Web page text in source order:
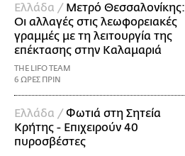
Ελλάδα / Μετρό Θεσσαλονίκης:
Οι αλλαγές στις λεωφορειακές
γραμμές με τη λειτουργία της
επέκτασης στην Καλαμαριά
THE LIFO TEAM
6 ΩΡΕΣ ΠΡΙΝ
Ελλάδα /Φωτιά στη Σητεία
Κρήτης - Επιχειρούν 40
πυροσβέστες